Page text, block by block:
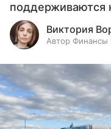
поддерживаются
Виктория
Автор Финансы